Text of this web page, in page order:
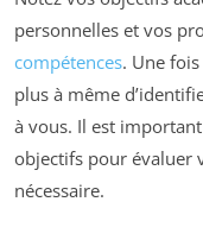
personnelles et vos
compétences. Une
plus à même
à vous. Il est
objectifs pour évaluer
nécessaire.